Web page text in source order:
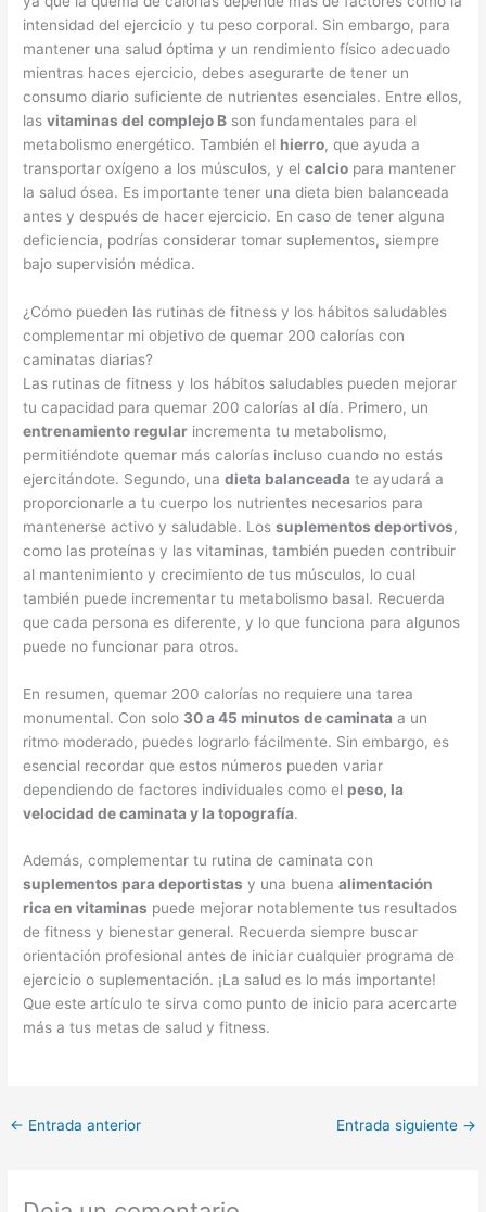
intensidad del ejercicio y tu peso corporal. Sin embargo, para
mantener una salud óptima y un rendimiento físico adecuado
mientras haces ejercicio, debes asegurarte de tener un
consumo diario suficiente de nutrientes esenciales. Entre ellos,
lasvitaminas del complejo B son fundamentales para el
metabolismo energético. También el hierro, que ayuda a
transportar oxígeno a los músculos, y elcalcio para mantener
la salud ósea. Es importante tener una dieta bien balanceada
antes y después de hacer ejercicio. En caso de tener alguna
deficiencia, podrías considerar tomar suplementos, siempre
bajo supervisión médica.
¿Cómo pueden las rutinas de fitness y los hábitos saludables
complementar mi objetivo de quemar 200 calorías con
caminatas diarias?
Las rutinas de fitness y los hábitos saludables pueden mejorar
tu capacidad para quemar 200 calorías al día. Primero, un
entrenamiento regular incrementa tu metabolismo,
permitiéndote quemar más calorías incluso cuando no estás
ejercitándote. Segundo, unadieta balanceada te ayudará a
proporcionarle a tu cuerpo los nutrientes necesarios para
mantenerse activo y saludable. Lossuplementos deportivos,
como las proteínas y las vitaminas, también pueden contribuir
al mantenimiento y crecimiento de tus músculos, lo cual
también puede incrementar tu metabolismo basal. Recuerda
que cada persona es diferente, y lo que funciona para algunos
puede no funcionar para otros.
En resumen, quemar 200 calorías no requiere una tarea
monumental. Con solo 30 a 45 minutos de caminata a un
ritmo moderado, puedes lograrlo fácilmente. Sin embargo, es
esencial recordar que estos números pueden variar
dependiendo de factores individuales como el peso, la
velocidad de caminata y la topografía.
Además, complementar tu rutina de caminata con
suplementos para deportistas y una buenaalimentación
rica en vitaminas puede mejorar notablemente tus resultados
de fitness y bienestar general. Recuerda siempre buscar
orientación profesional antes de iniciar cualquier programa de
ejercicio o suplementación. ¡La salud es lo más importante!
Que este artículo te sirva como punto de inicio para acercarte
más a tus metas de salud y fitness.
← Entrada anterior Entrada siguiente →